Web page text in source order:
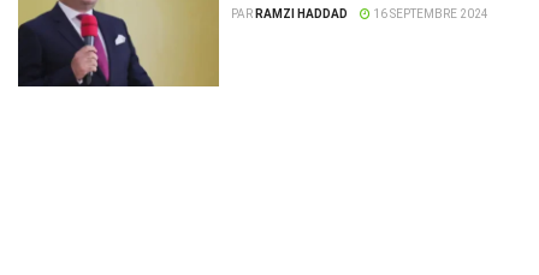
PAR RAMZI HADDAD 16 SEPTEMBRE 2024